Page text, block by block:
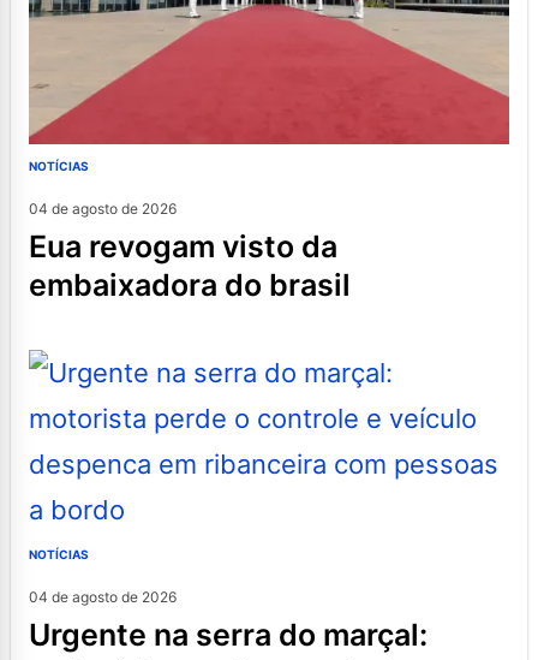
NOTÍCIAS
04 de agosto de 2026
eua revogam visto da
embaixadora do brasil
NOTÍCIAS
04 de agosto de 2026
urgente na serra do marçal: